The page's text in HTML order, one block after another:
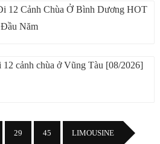
12 Cảnh Chùa Ở Bình Dương HOT
Năm
12 cảnh chùa ở Vũng Tàu [08/2026]
29 45 LIMOUSINE